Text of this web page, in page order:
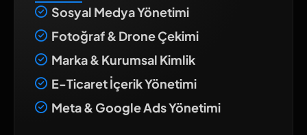
Sosyal Medya Yönetimi
Fotoğraf & Drone Çekimi
Marka & Kurumsal Kimlik
E-Ticaret İçerik Yönetimi
Meta & Google Ads Yönetimi